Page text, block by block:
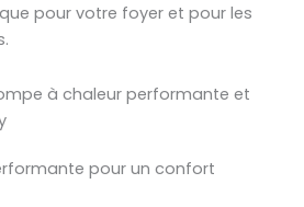
pour votre foyer et pour les
à chaleur performante et
pour un confort